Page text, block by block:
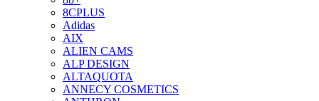
8CPLUS
Adidas
AIX
ALIEN CAMS
ALP DESIGN
ALTAQUOTA
ANNECY COSMETICS